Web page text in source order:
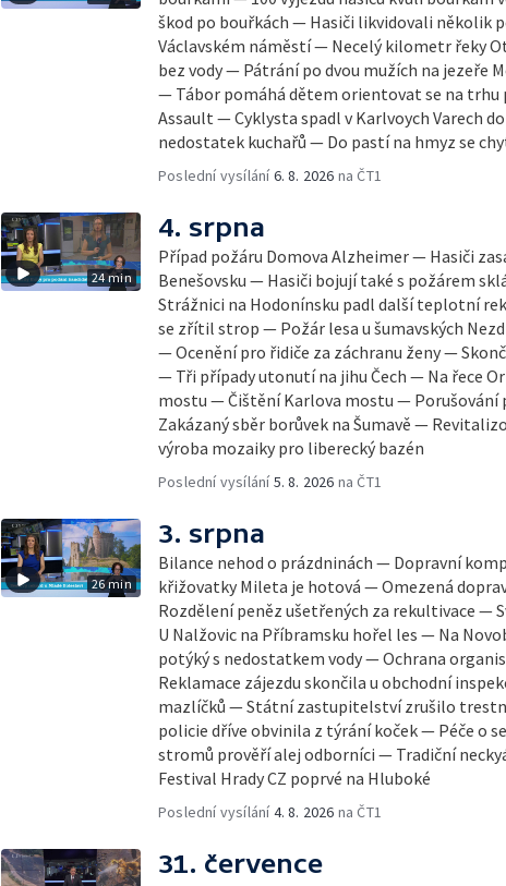
škod po bouřkách — Hasiči likvidovali několik
Václavském náměstí — Necelý kilometr řeky
bez vody — Pátrání po dvou mužích na jezeře
— Tábor pomáhá dětem orientovat se na
Assault — Cyklysta spadl v Karlvoych Varech
nedostatek kuchařů — Do pastí na hmyz se
Poslední vysílání6. 8. 2026 na ČT1
24 min
4. srpna
Případ požáru Domova Alzheimer — Hasiči
Benešovsku — Hasiči bojují také s požárem
Strážnici na Hodonínsku padl další teplotní rekord
se zřítil strop — Požár lesa u šumavských
— Ocenění pro řidiče za záchranu ženy —
— Tři případy utonutí na jihu Čech — Na řece
mostu — Čištění Karlova mostu — Porušování
Zakázaný sběr borůvek na Šumavě —
výroba mozaiky pro liberecký bazén
Poslední vysílání5. 8. 2026 na ČT1
26 min
3. srpna
Bilance nehod o prázdninách — Dopravní
křižovatky Mileta je hotová — Omezená
Rozdělení peněz ušetřených za rekultivace —
U Nalžovic na Příbramsku hořel les — Na
potýký s nedostatkem vody — Ochrana
Reklamace zájezdu skončila u obchodní
mazlíčků — Státní zastupitelství zrušilo
policie dříve obvinila z týrání koček — Péče o
stromů prověří alej odborníci — Tradiční
Festival Hrady CZ poprvé na Hluboké
Poslední vysílání4. 8. 2026 na ČT1
31. července